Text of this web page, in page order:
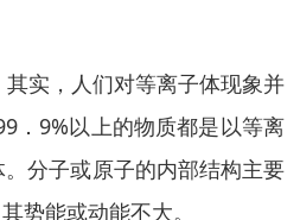
实，人们对等离子体现象并
．9%以上的物质都是以等离
分子或原子的内部结构主要
势能或动能不大。